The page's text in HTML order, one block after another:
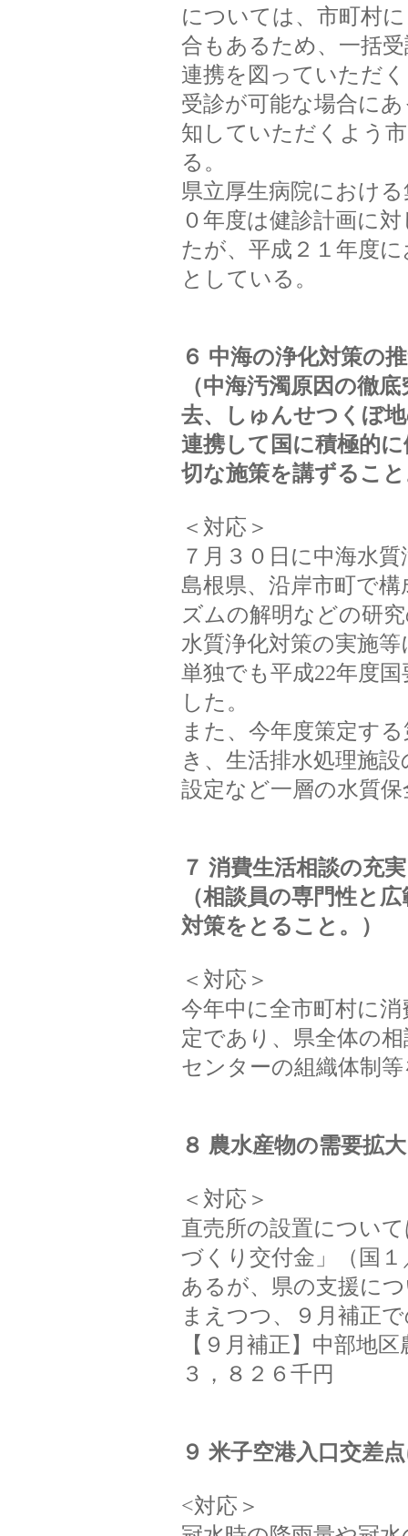
については、市町村
合もあるため、一括
連携を図っていただ
受診が可能な場合に
知していただくよう
る。
県立厚生病院におけ
０年度は健診計画に
たが、平成２１年度
としている。
６ 中海の浄化対策の
（中海汚濁原因の徹
去、しゅんせつくぼ
連携して国に積極的
切な施策を講ずるこ
＜対応＞
７月３０日に中海水
島根県、沿岸市町で
ズムの解明などの研
水質浄化対策の実施
単独でも平成22年度
した。
また、今年度策定す
き、生活排水処理施
設定など一層の水質
７ 消費生活相談の充実
（相談員の専門性と
対策をとること。）
＜対応＞
今年中に全市町村に
定であり、県全体の
センターの組織体制
８ 農水産物の需要拡
＜対応＞
直売所の設置につい
づくり交付金」（国
あるが、県の支援に
まえつつ、９月補正
【９月補正】中部地
３，８２６千円
９ 米子空港入口交差
<対応＞